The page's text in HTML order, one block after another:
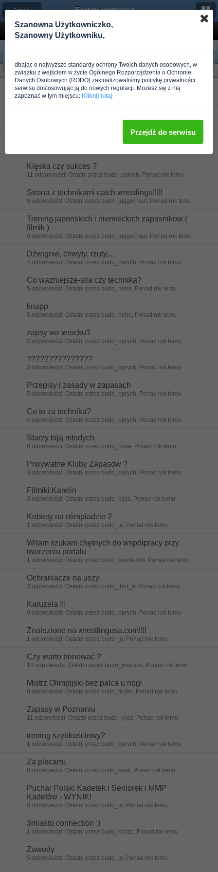
← Sztuki walki Forum-kulturystyka.pl
ZAPASY - Styl Wolny i Klasy...
Poprzedni
Następny
»
Tematy w tym forum
Historia zapasow ??
0 odpowiedzi: Ostatni przez budo_sventevith, Ponad rok temu
0 odpowiedzi: Ostatni przez budo_pietrass, Ponad rok temu
Klęska czy sukces ?
11 odpowiedzi: Ostatni przez budo_oprych, Ponad rok temu
Strona z technikami catch wrestlingu!!!!!
0 odpowiedzi: Ostatni przez budo_juggernaut, Ponad rok temu
Trening japonskich i niemieckich zapasnikow (
filmik )
0 odpowiedzi: Ostatni przez budo_juggernaut, Ponad rok temu
Dźwignie, chwyty, rzuty,...
4 odpowiedzi: Ostatni przez budo_oprych, Ponad rok temu
Co wazniejsze-sila czy technika?
5 odpowiedzi: Ostatni przez budo_hehe, Ponad rok temu
knapp
5 odpowiedzi: Ostatni przez budo_hehe, Ponad rok temu
zapsy we wrocku?
2 odpowiedzi: Ostatni przez budo_oprych, Ponad rok temu
???????????????
3 odpowiedzi: Ostatni przez budo_oprych, Ponad rok temu
Przepisy i zasady w zapasach
5 odpowiedzi: Ostatni przez budo_oprych, Ponad rok temu
Co to za technika?
4 odpowiedzi: Ostatni przez budo_oprych, Ponad rok temu
Starzy biją młodych
8 odpowiedzi: Ostatni przez budo_hose, Ponad rok temu
Prwywatne Kluby Zapasow ?
3 odpowiedzi: Ostatni przez budo_oprych, Ponad rok temu
Filmiki:Karelin
3 odpowiedzi: Ostatni przez budo_kijas, Ponad rok temu
Kobiety na olimpiadzie ?
1 odpowiedzi: Ostatni przez budo_jo, Ponad rok temu
Witam szukam chętnych do współpracy przy
tworzeniu portalu
1 odpowiedzi: Ostatni przez budo_sventevith, Ponad rok temu
Ochraniacze na uszy
3 odpowiedzi: Ostatni przez budo_thor_n, Ponad rok temu
Karuzela !!!
0 odpowiedzi: Ostatni przez budo_oprych, Ponad rok temu
Znalezione na wrestlingusa.com!!!!
1 odpowiedzi: Ostatni przez budo_jo, Ponad rok temu
Czy warto trenować ?
18 odpowiedzi: Ostatni przez budo_pietrass, Ponad rok temu
Mistrz Olimpijski bez palca u nogi
0 odpowiedzi: Ostatni przez budo_fiodor, Ponad rok temu
Zapasy w Poznaniu
11 odpowiedzi: Ostatni przez budo_kijas, Ponad rok temu
trening szybkościowy?
1 odpowiedzi: Ostatni przez budo_oprych, Ponad rok temu
Za plecami.
0 odpowiedzi: Ostatni przez budo_kask, Ponad rok temu
Puchar Polski Kadetek i Seniorek i MMP
Kadetów - WYNIKI
0 odpowiedzi: Ostatni przez budo_jo, Ponad rok temu
3miasto connection :)
1 odpowiedzi: Ostatni przez budo_koczo, Ponad rok temu
Zawody
5 odpowiedzi: Ostatni przez budo_jo, Ponad rok temu
Szanowna Użytkowniczko,
Szanowny Użytkowniku,
dbając o najwyższe standardy ochrony Twoich danych osobowych, w
związku z wejściem w życie Ogólnego Rozporządzenia o Ochronie
Danych Osobowych (RODO) zaktualizowaliśmy politykę prywatności
serwisu dostosowując ją do nowych regulacji. Możesz się z nią
zapoznać w tym miejscu: Kliknij tutaj
Przejdź do serwisu